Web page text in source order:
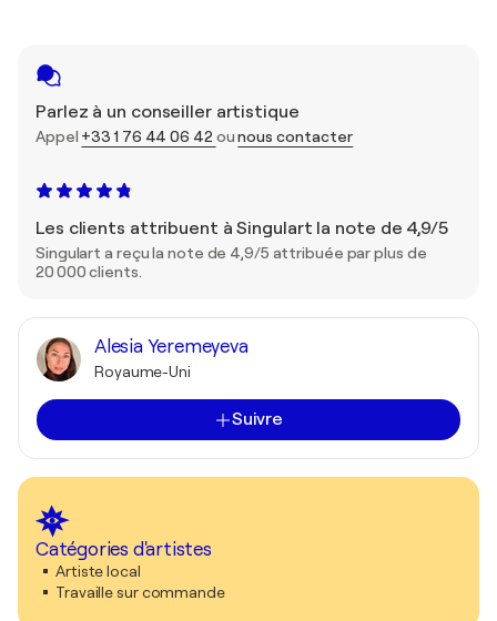
Parlez à un conseiller artistique
Appel +33 1 76 44 06 42 ounous contacter
Les clients attribuent à Singulart la note de 4,9/5
Singulart a reçu la note de 4,9/5 attribuée par plus de
20 000 clients.
Alesia Yeremeyeva
Royaume-Uni
Suivre
Catégories d'artistes
Artiste local
Travaille sur commande